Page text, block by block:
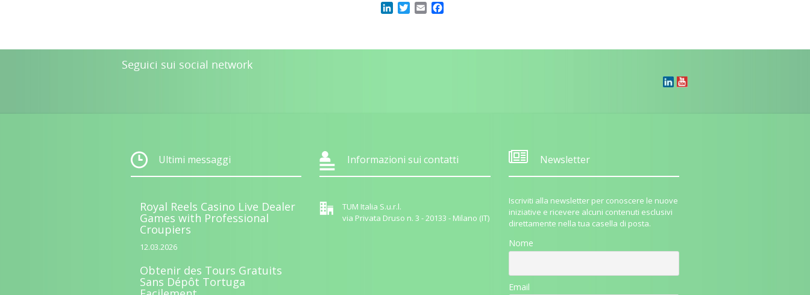
LinkedIn
Twitter
Email
Seguici sui social network
Ultimi messaggi
Royal Reels Casino Live Dealer
Games with Professional
Croupiers
12.03.2026
Obtenir des Tours Gratuits
Sans Dépôt Tortuga
Informazioni sui contatti
TUM Italia S.u.r.l.
via Privata Druso n. 3 - 20133 - Milano (IT)
Newsletter
Iscriviti alla newsletter per conoscere le nuove
iniziative e ricevere alcuni contenuti esclusivi
direttamente nella tua casella di posta.
Nome
Email